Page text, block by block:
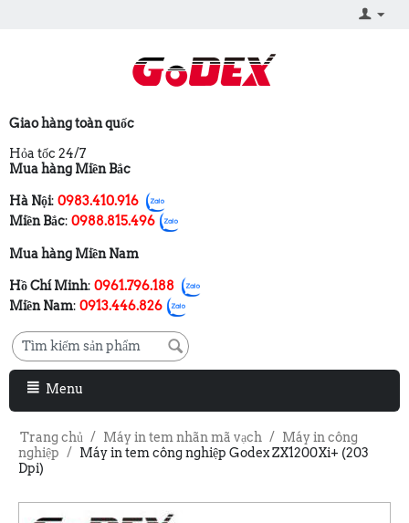
Giao hàng toàn quốc
Hỏa tốc 24/7
Mua hàng Miền Bắc
Hà Nội: 0983.410.916
Miền Bắc: 0988.815.496
Mua hàng Miền Nam
Hồ Chí Minh: 0961.796.188
Miền Nam: 0913.446.826
Menu
Trang chủ / Máy in tem nhãn mã vạch /
Máy in công
nghiệp /
Máy in tem công nghiệp Godex ZX1200Xi+ (203
Dpi)